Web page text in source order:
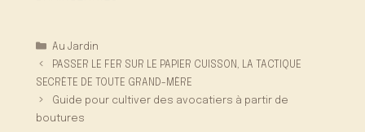
Catégories
Au Jardin
PASSER LE FER SUR LE PAPIER CUISSON, LA TACTIQUE
SECRÈTE DE TOUTE GRAND-MÈRE
Guide pour cultiver des avocatiers à partir de
boutures